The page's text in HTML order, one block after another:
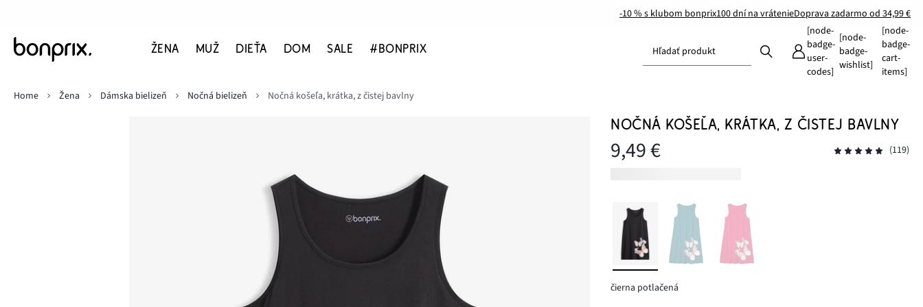
-10 % s klubom bonprix100 dní na vrátenieDoprava zadarmo od 34,99 €
ŽENA MUŽ DIEŤA DOM SALE #BONPRIX Hľadať produkt
[node-
badge-
user-
codes]
[node-
badge-
wishlist]
[node-
badge-
cart-
items]
Home
Žena Dámska bielizeň Nočná bielizeň Nočná košeľa, krátka, z čistej bavlny
NOČNÁ KOŠEĽA, KRÁTKA, Z ČISTEJ BAVLNY
9,49 € (119)
čierna potlačená